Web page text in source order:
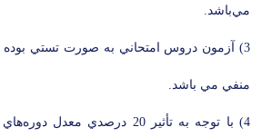
مي‌باشد.
3) آزمون دروس امتحاني به صورت تستي بوده
منفي مي باشد.
4) با توجه به تأثير 20 درصدي